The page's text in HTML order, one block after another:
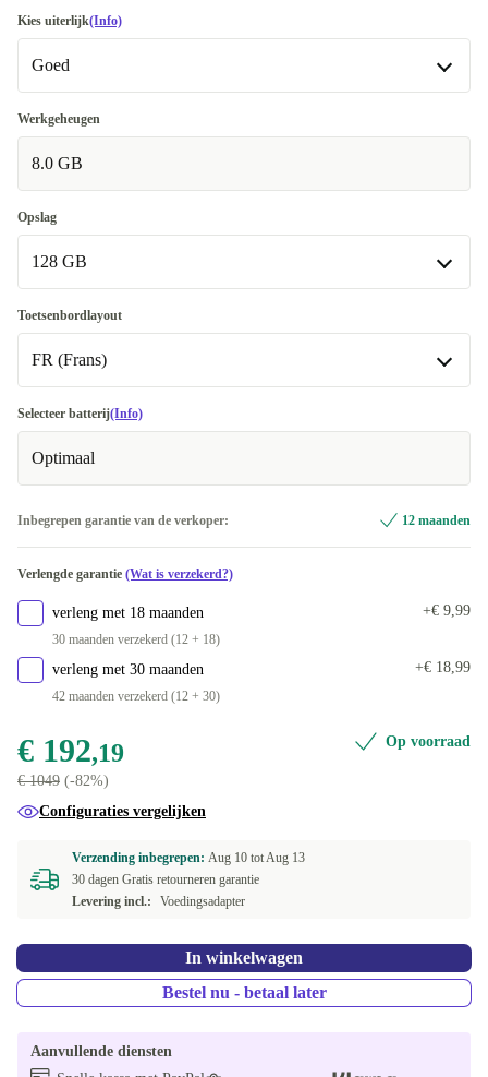
Kies uiterlijk(Info)
Goed
Goed
Heel goed
Uitstekend
Werkgeheugen
8.0 GB
Opslag
128 GB
128 GB
256 GB +€ 66,80
500 GB
512 GB
Beschikbaar in andere configuraties
2000 GB
Toetsenbordlayout
FR (Frans)
DE (Duits)
FR (Frans)
SE (Zweeds) +€ 41,64
DK (Deens) +€ 57,71
FI (Fins)
BE (Belgisch)
PT (Portugees)
ES (Spaans)
Beschikbaar in andere configuraties
Selecteer batterij(Info)
Optimaal
Inbegrepen garantie van de verkoper: 12 maanden
Verlengde garantie (Wat is verzekerd?)
verleng met 18 maanden
30 maanden verzekerd (12 + 18)
+€ 9,99
verleng met 30 maanden
42 maanden verzekerd (12 + 30)
+€ 18,99
€ 192,19
€ 1049 (-82%)
Op voorraad
Configuraties vergelijken
Verzending inbegrepen: Aug 10 totAug 13
30 dagen Gratis retourneren garantie
Levering incl.:
Voedingsadapter
In winkelwagen
Bestel nu - betaal later
Aanvullende diensten